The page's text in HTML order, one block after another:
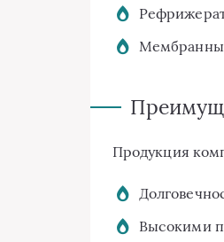
Продукция
Высокими